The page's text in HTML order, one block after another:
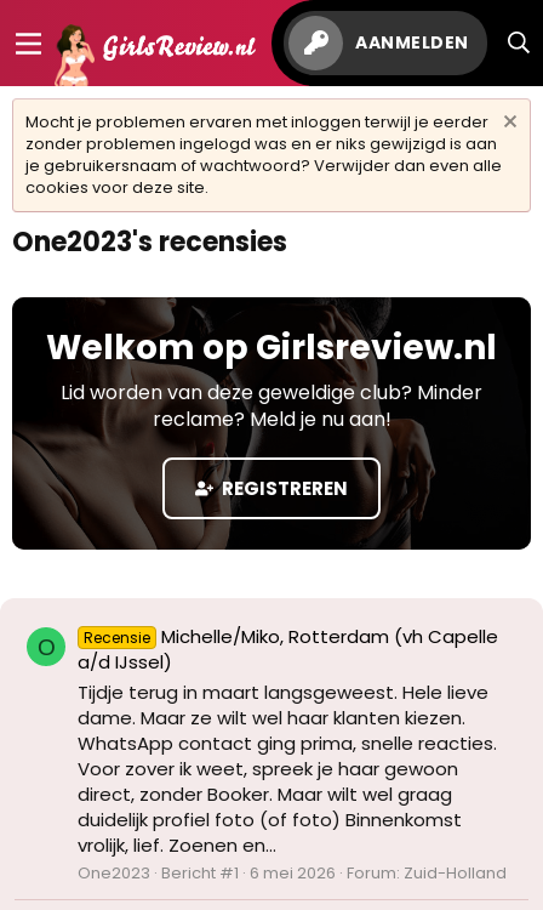
AANMELDEN
Mocht je problemen ervaren met inloggen terwijl je eerder
zonder problemen ingelogd was en er niks gewijzigd is aan
je gebruikersnaam of wachtwoord? Verwijder dan even alle
cookies voor deze site.
One2023's recensies
Welkom op Girlsreview.nl
Lid worden van deze geweldige club? Minder
reclame? Meld je nu aan!
REGISTREREN
O Recensie Michelle/Miko, Rotterdam (vh Capelle
a/d IJssel)
Tijdje terug in maart langsgeweest. Hele lieve
dame. Maar ze wilt wel haar klanten kiezen.
WhatsApp contact ging prima, snelle reacties.
Voor zover ik weet, spreek je haar gewoon
direct, zonder Booker. Maar wilt wel graag
duidelijk profiel foto (of foto) Binnenkomst
vrolijk, lief. Zoenen en...
One2023 Bericht #1 6 mei 2026 Forum: Zuid-Holland